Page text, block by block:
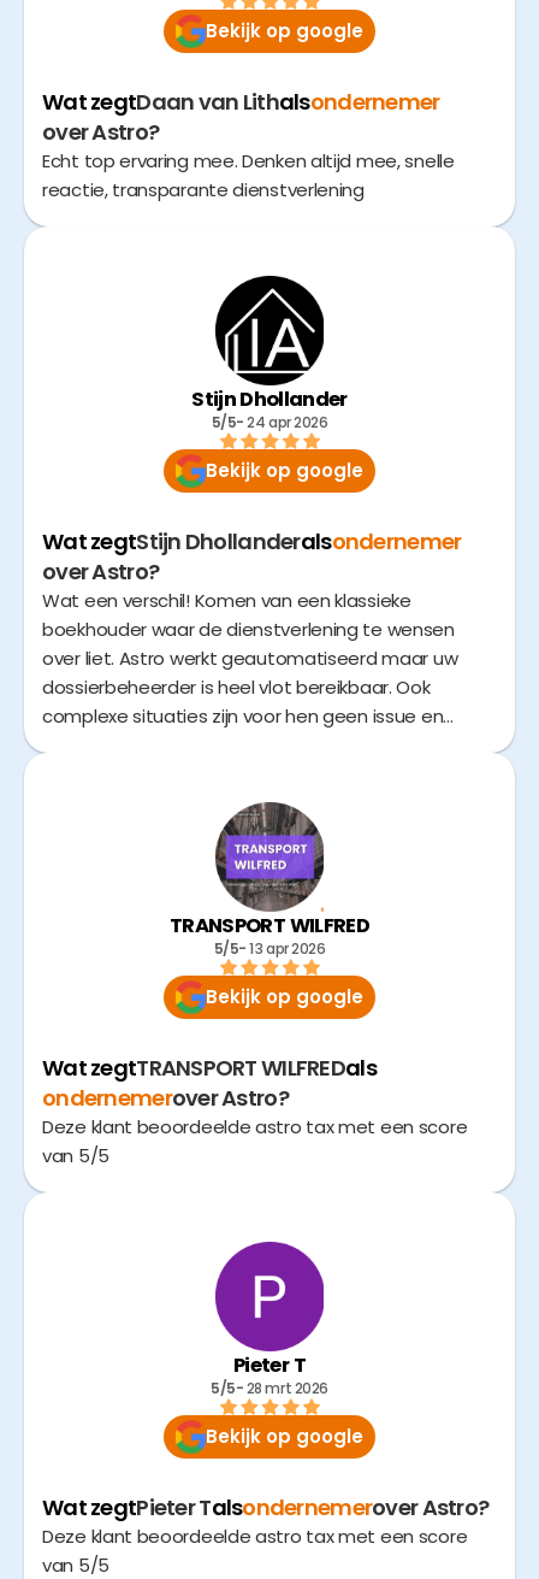
Bekijk op google
Wat zegtDaan van Lithalsondernemer
over Astro?
Echt top ervaring mee. Denken altijd mee, snelle
reactie, transparante dienstverlening
Stijn Dhollander
5/5- 24 apr 2026
Bekijk op google
Wat zegtStijn Dhollanderalsondernemer
over Astro?
Wat een verschil! Komen van een klassieke
boekhouder waar de dienstverlening te wensen
over liet. Astro werkt geautomatiseerd maar uw
dossierbeheerder is heel vlot bereikbaar. Ook
complexe situaties zijn voor hen geen issue en
TRANSPORT WILFRED
5/5- 13 apr 2026
Bekijk op google
Wat zegtTRANSPORT WILFREDals
ondernemerover Astro?
Deze klant beoordeelde astro tax met een score
van 5/5
Pieter T
5/5- 28 mrt 2026
Bekijk op google
Wat zegtPieter Talsondernemerover Astro?
Deze klant beoordeelde astro tax met een score
van 5/5